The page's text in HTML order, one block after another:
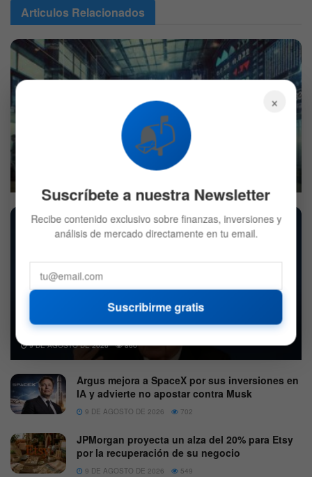
Articulos Relacionados
Wall Street: Preapertura con finanzas, tecnología y
Berkshire Hathaway eleva sus ganancias y vuelve a
comprar acciones, pero mantiene distancia de las
criptomonedas
9 DE AGOSTO DE 2026 860
Argus mejora a SpaceX por sus inversiones en
IA y advierte no apostar contra Musk
9 DE AGOSTO DE 2026 702
JPMorgan proyecta un alza del 20% para Etsy
por la recuperación de su negocio
9 DE AGOSTO DE 2026 549
×
📬
Suscríbete a nuestra Newsletter
Recibe contenido exclusivo sobre finanzas, inversiones y
análisis de mercado directamente en tu email.
Suscribirme gratis